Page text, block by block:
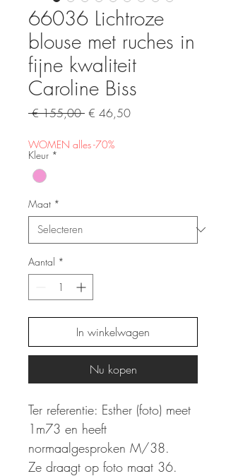
66036 Lichtroze
blouse met ruches in
fijne kwaliteit
Caroline Biss
€ 155,00 Normale
€ 46,50Verkoopprijs
WOMEN alles -70%
Kleur *
Maat *
Aantal *
In winkelwagen
Nu kopen
Ter referentie: Esther (foto) meet
1m73 en heeft
normaalgesproken M/38.
Ze draagt op foto maat 36.